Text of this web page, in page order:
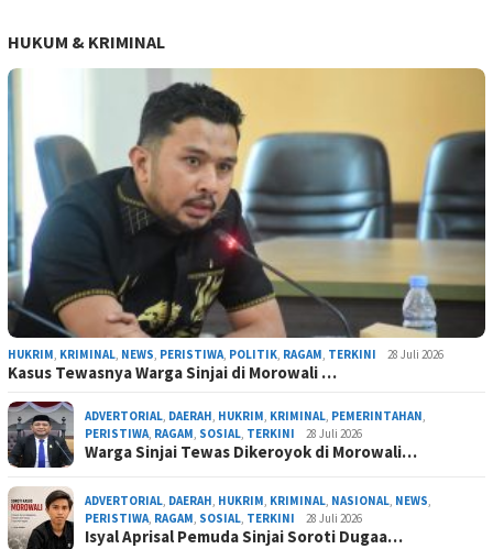
HUKUM & KRIMINAL
HUKRIM, KRIMINAL, NEWS, PERISTIWA, POLITIK, RAGAM, TERKINI 28 Juli 2026
Kasus Tewasnya Warga Sinjai di Morowali …
ADVERTORIAL, DAERAH, HUKRIM, KRIMINAL, PEMERINTAHAN,
PERISTIWA, RAGAM, SOSIAL, TERKINI 28 Juli 2026
Warga Sinjai Tewas Dikeroyok di Morowali…
ADVERTORIAL, DAERAH, HUKRIM, KRIMINAL, NASIONAL, NEWS,
PERISTIWA, RAGAM, SOSIAL, TERKINI 28 Juli 2026
Isyal Aprisal Pemuda Sinjai Soroti Dugaa…